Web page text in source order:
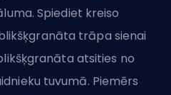
Spiediet kreiso
trāpa sienai
atsities no
tuvumā. Piemērs